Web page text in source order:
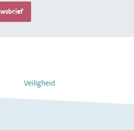
Veiligheid
Dagelijkse verzorging